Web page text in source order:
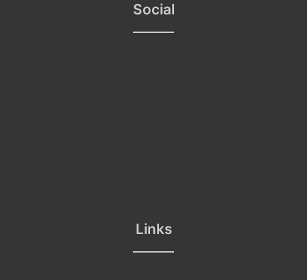
Social
Links